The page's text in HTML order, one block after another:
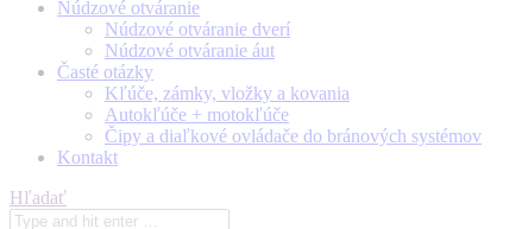
Núdzové otváranie
Núdzové otváranie dverí
Núdzové otváranie áut
Časté otázky
Kľúče, zámky, vložky a kovania
Autokľúče + motokľúče
Čipy a diaľkové ovládače do bránových systémov
Kontakt
Search:
Hľadať